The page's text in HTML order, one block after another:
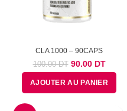
CLA 1000 – 90CAPS
100.00DT Le
prix
initial
était :
90.00DTLe
prix
actuel
est :
AJOUTER AU PANIER